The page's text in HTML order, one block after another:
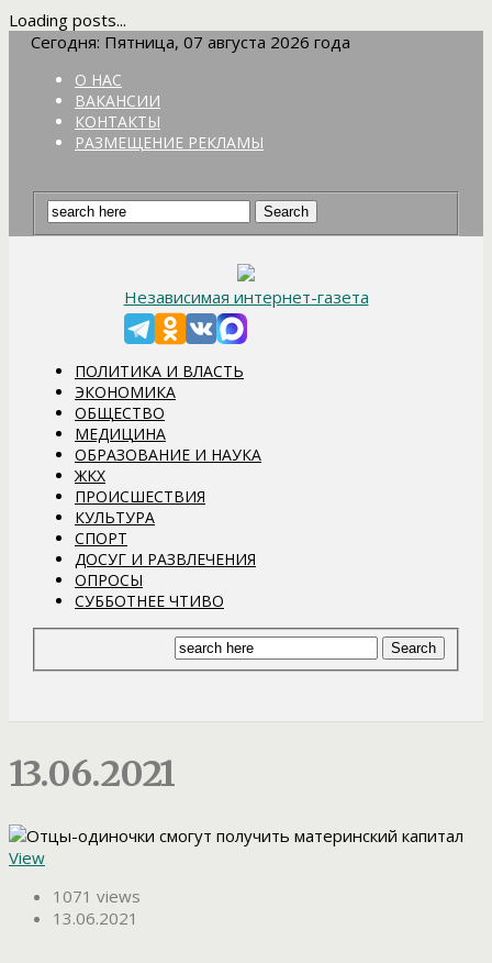
Loading posts...
Сегодня: Пятница, 07 августа 2026 года
О НАС
ВАКАНСИИ
КОНТАКТЫ
РАЗМЕЩЕНИЕ РЕКЛАМЫ
Независимая интернет-газета
ПОЛИТИКА И ВЛАСТЬ
ЭКОНОМИКА
ОБЩЕСТВО
МЕДИЦИНА
ОБРАЗОВАНИЕ И НАУКА
ЖКХ
ПРОИСШЕСТВИЯ
КУЛЬТУРА
СПОРТ
ДОСУГ И РАЗВЛЕЧЕНИЯ
ОПРОСЫ
СУББОТНЕЕ ЧТИВО
13.06.2021
View
1071 views
13.06.2021